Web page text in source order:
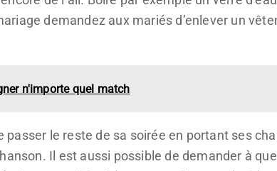
demandez aux mariés d’enlever un
n'importe quel match
passer le reste de sa soirée en portant ses
Il est aussi possible de demander à